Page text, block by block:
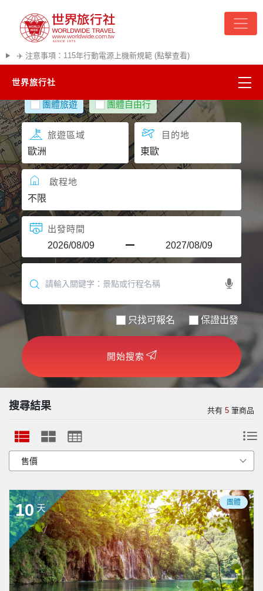
✈️ 注意事項：115年行動電源上機新規範 (點擊查看)
世界旅行社
精彩越南
熱門韓國
超夯日本
悠遊美加
遊輪河輪
世界臻旅
中東非洲
歐洲之旅
頂尖世界
二人成行
團體旅遊 團體自由行
旅遊區域 目的地
啟程地
出發時間
只找可報名 保證出發
開始搜索
搜尋結果 共有 5 筆商品
10 天
團體